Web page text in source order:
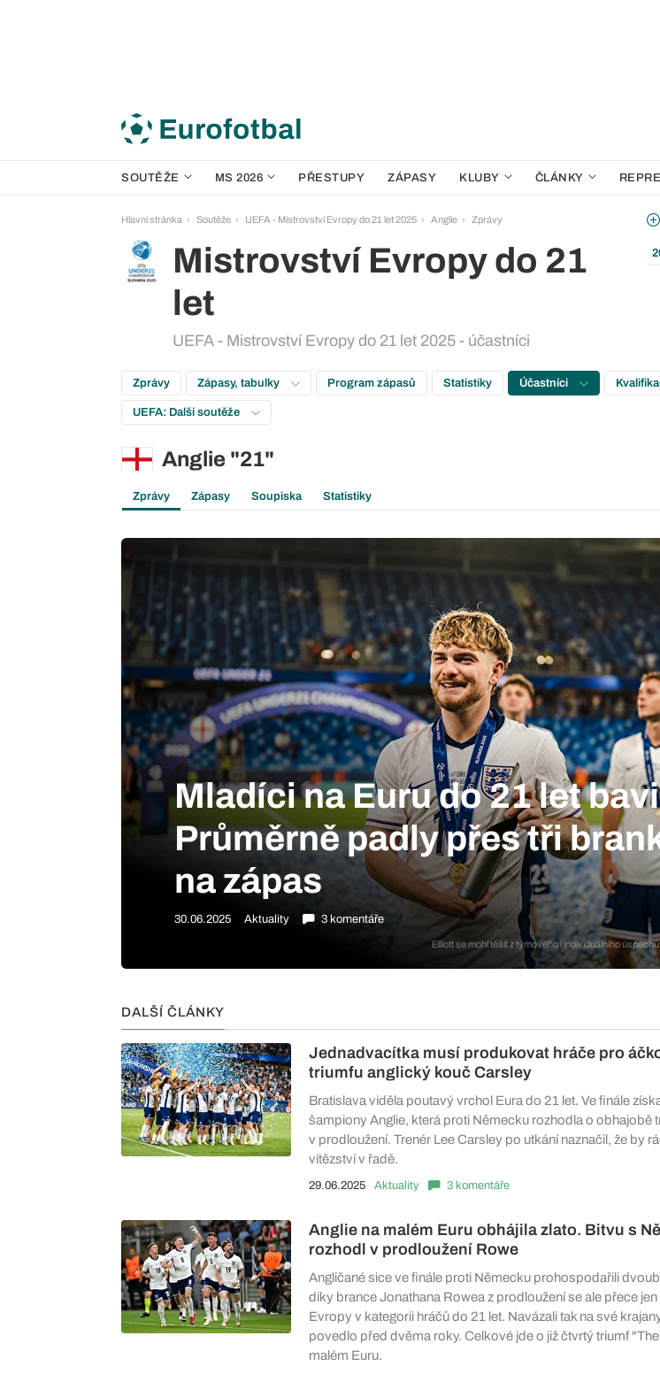
SOUTĚŽE MS 2026 PŘESTUPY ZÁPASY KLUBY ČLÁNKY
Hlavní stránka Soutěže UEFA - Mistrovství Evropy do 21 let 2025 Anglie Zprávy
Mistrovství Evropy do 21
let
UEFA - Mistrovství Evropy do 21 let 2025 - účastníci
Zprávy Zápasy, tabulky Program zápasů Statistiky Účastníci
UEFA: Další soutěže
Anglie "21"
Zprávy Zápasy Soupiska Statistiky
Elliott se mohl těšit z týmového i individuálního
Mladíci na Euru do 21 let
Průměrně padly přes tři
na zápas
30.06.2025 Aktuality 3 komentáře
DALŠÍ ČLÁNKY
Jednadvacítka musí produkovat hráče pro
triumfu anglický kouč Carsley
Bratislava viděla poutavý vrchol Eura do 21 let. Ve finále
šampiony Anglie, která proti Německu rozhodla o obhajobě
v prodloužení. Trenér Lee Carsley po utkání naznačil, že by
vítězství v řadě.
29.06.2025 Aktuality 3 komentáře
Anglie na malém Euru obhájila zlato. Bitvu s
rozhodl v prodloužení Rowe
Angličané sice ve finále proti Německu prohospodařili
díky brance Jonathana Rowea z prodloužení se ale přece
Evropy v kategorii hráčů do 21 let. Navázali tak na své
povedlo před dvěma roky. Celkové jde o již čtvrtý triumf
malém Euru.